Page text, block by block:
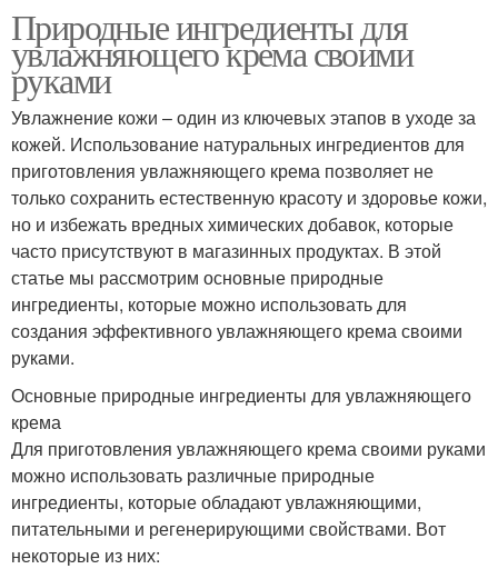
Природные ингредиенты для
увлажняющего крема своими
руками
Увлажнение кожи – один из ключевых этапов в уходе за
кожей. Использование натуральных ингредиентов для
приготовления увлажняющего крема позволяет не
только сохранить естественную красоту и здоровье кожи,
но и избежать вредных химических добавок, которые
часто присутствуют в магазинных продуктах. В этой
статье мы рассмотрим основные природные
ингредиенты, которые можно использовать для
создания эффективного увлажняющего крема своими
руками.
Основные природные ингредиенты для увлажняющего
крема
Для приготовления увлажняющего крема своими руками
можно использовать различные природные
ингредиенты, которые обладают увлажняющими,
питательными и регенерирующими свойствами. Вот
некоторые из них: